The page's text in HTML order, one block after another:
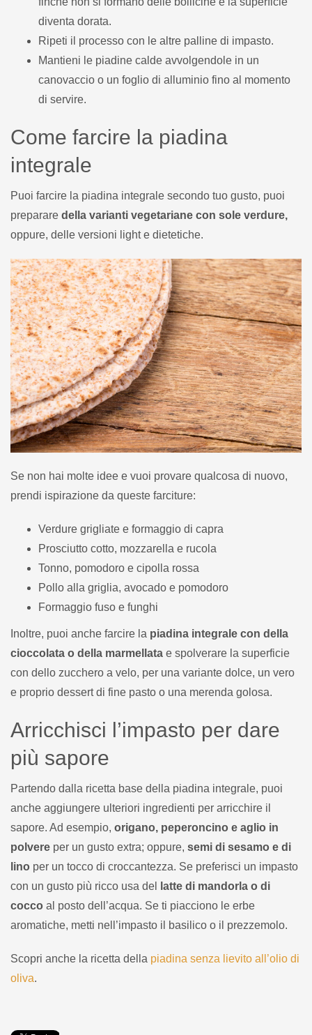
diventa dorata.
Ripeti il processo con le altre palline di impasto.
Mantieni le piadine calde avvolgendole in un
canovaccio o un foglio di alluminio fino al momento
di servire.
Come farcire la piadina
integrale
Puoi farcire la piadina integrale secondo tuo gusto, puoi
preparare della varianti vegetariane con sole verdure,
oppure, delle versioni light e dietetiche.
Se non hai molte idee e vuoi provare qualcosa di nuovo,
prendi ispirazione da queste farciture:
Verdure grigliate e formaggio di capra
Prosciutto cotto, mozzarella e rucola
Tonno, pomodoro e cipolla rossa
Pollo alla griglia, avocado e pomodoro
Formaggio fuso e funghi
Inoltre, puoi anche farcire la piadina integrale con della
cioccolata o della marmellata e spolverare la superficie
con dello zucchero a velo, per una variante dolce, un vero
e proprio dessert di fine pasto o una merenda golosa.
Arricchisci l’impasto per dare
più sapore
Partendo dalla ricetta base della piadina integrale, puoi
anche aggiungere ulteriori ingredienti per arricchire il
sapore. Ad esempio, origano, peperoncino e aglio in
polvere per un gusto extra; oppure, semi di sesamo e di
lino per un tocco di croccantezza. Se preferisci un impasto
con un gusto più ricco usa del
latte di mandorla o di
cocco al posto dell’acqua. Se ti piacciono le erbe
aromatiche, metti nell’impasto il basilico o il prezzemolo.
Scopri anche la ricetta della piadina senza lievito all’olio di
oliva.